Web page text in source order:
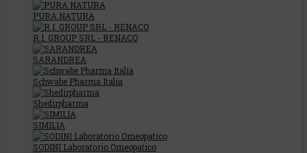
PURA NATURA
R.I. GROUP SRL - RENACO
SARANDREA
Schwabe Pharma Italia
Shedirpharma
SIMILIA
SODINI Laboratorio Omeopatico